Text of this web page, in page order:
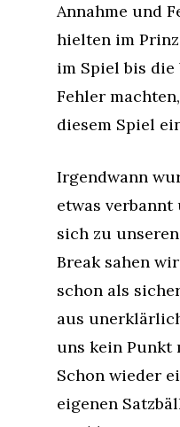
Annahme und
hielten im
im Spiel bis
Fehler
diesem Spiel
Irgendwann
etwas
sich zu
Break sahen
schon als
aus
uns kein Punkt
Schon wieder
eigenen